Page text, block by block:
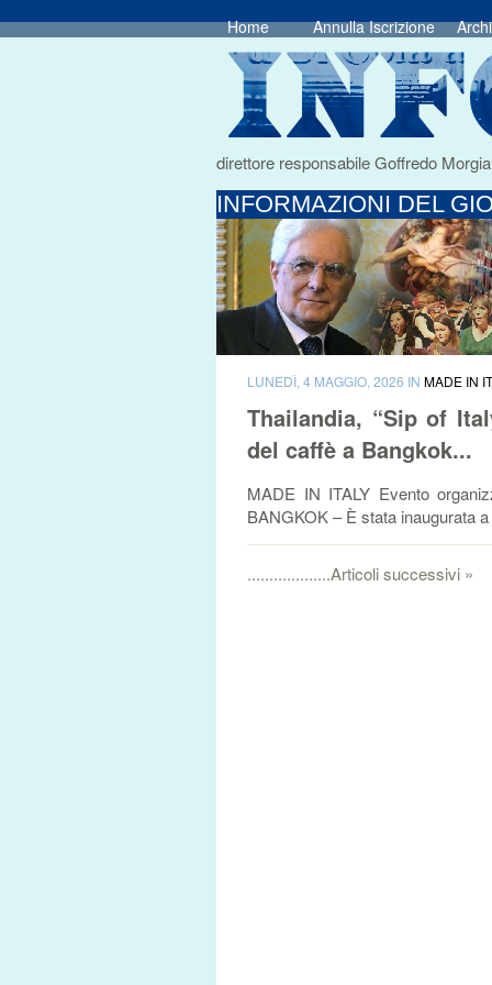
Home Annulla Iscrizione
direttore responsabile Goffredo Morgia
INFORMAZIONI DEL
LUNEDÌ, 4 MAGGIO, 2026 IN MADE IN
Thailandia, “Sip of
del caffè a Bangkok...
MADE IN ITALY Evento
BANGKOK – È stata inaugurata
...................Articoli successivi »